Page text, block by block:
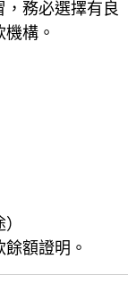
務必選擇有良
構。
額證明。